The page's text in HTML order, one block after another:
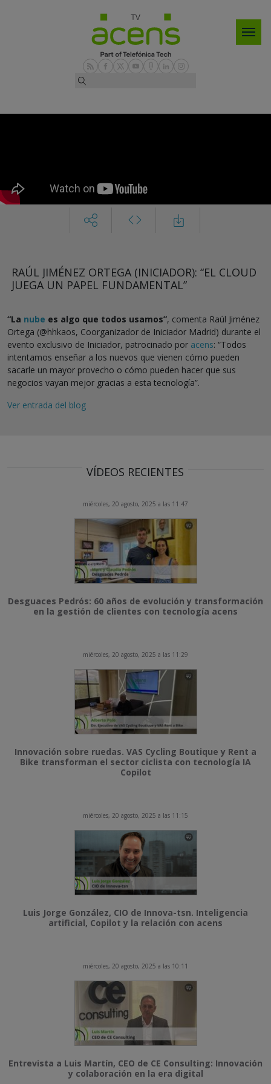
RAÚL JIMÉNEZ ORTEGA (INICIADOR): “EL CLOUD
JUEGA UN PAPEL FUNDAMENTAL”
“La nube es algo que todos usamos”, comenta Raúl Jiménez
Ortega (@hhkaos, Coorganizador de Iniciador Madrid) durante el
evento exclusivo de Iniciador, patrocinado por acens: “Todos
intentamos enseñar a los nuevos que vienen cómo pueden
sacarle un mayor provecho o cómo pueden hacer que sus
negocios vayan mejor gracias a esta tecnología”.
Ver entrada del blog
VÍDEOS RECIENTES
miércoles, 20 agosto, 2025 a las 11:47
Desguaces Pedrós: 60 años de evolución y transformación
en la gestión de clientes con tecnología acens
miércoles, 20 agosto, 2025 a las 11:29
Innovación sobre ruedas. VAS Cycling Boutique y Rent a
Bike transforman el sector ciclista con tecnología IA
Copilot
miércoles, 20 agosto, 2025 a las 11:15
Luis Jorge González, CIO de Innova-tsn. Inteligencia
artificial, Copilot y la relación con acens
miércoles, 20 agosto, 2025 a las 10:11
Entrevista a Luis Martín, CEO de CE Consulting: Innovación
y colaboración en la era digital